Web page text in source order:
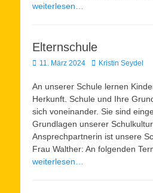
weiterlesen…
Elternschule
Veröffentlicht
11. März 2024 AutorKristin Seydel
An unserer Schule lernen
Herkunft. Schule und Ihre
sich voneinander. Sie sind
Grundlagen unserer
Ansprechpartnerin ist unsere
Frau Walther: An folgenden
weiterlesen…